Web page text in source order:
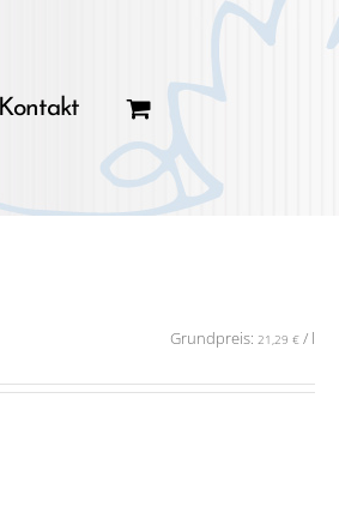
Kontakt
Grundpreis: 21,29 €/ l